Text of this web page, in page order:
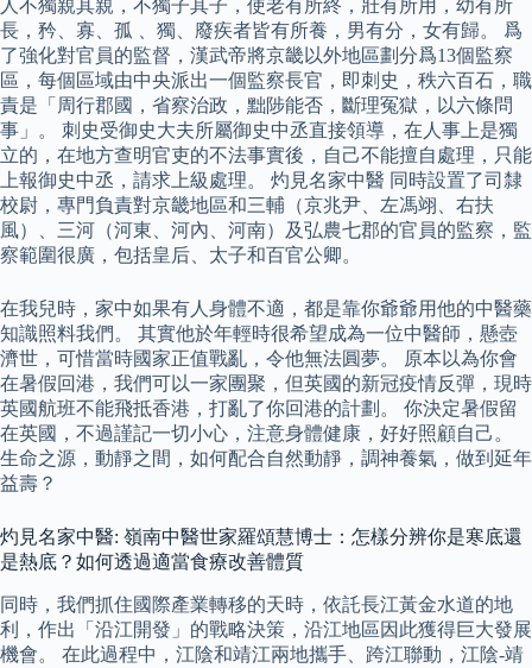
人不獨親其親，不獨子其子，使老有所終，壯有所用，幼有所
長，矜、寡、孤 、獨、廢疾者皆有所養，男有分，女有歸。 爲
了強化對官員的監督，漢武帝將京畿以外地區劃分爲13個監察
區，每個區域由中央派出一個監察長官，即刺史，秩六百石，職
責是「周行郡國，省察治政，黜陟能否，斷理冤獄，以六條問
事」。 刺史受御史大夫所屬御史中丞直接領導，在人事上是獨
立的，在地方查明官吏的不法事實後，自己不能擅自處理，只能
上報御史中丞，請求上級處理。 灼見名家中醫 同時設置了司隸
校尉，專門負責對京畿地區和三輔（京兆尹、左馮翊、右扶
風）、三河（河東、河內、河南）及弘農七郡的官員的監察，監
察範圍很廣，包括皇后、太子和百官公卿。
在我兒時，家中如果有人身體不適，都是靠你爺爺用他的中醫藥
知識照料我們。 其實他於年輕時很希望成為一位中醫師，懸壺
濟世，可惜當時國家正值戰亂，令他無法圓夢。 原本以為你會
在暑假回港，我們可以一家團聚，但英國的新冠疫情反彈，現時
英國航班不能飛抵香港，打亂了你回港的計劃。 你決定暑假留
在英國，不過謹記一切小心，注意身體健康，好好照顧自己。
生命之源，動靜之間，如何配合自然動靜，調神養氣，做到延年
益壽？
灼見名家中醫: 嶺南中醫世家羅頌慧博士：怎樣分辨你是寒底還
是熱底？如何透過適當食療改善體質
同時，我們抓住國際產業轉移的天時，依託長江黃金水道的地
利，作出「沿江開發」的戰略決策，沿江地區因此獲得巨大發展
機會。 在此過程中，江陰和靖江兩地攜手、跨江聯動，江陰-靖